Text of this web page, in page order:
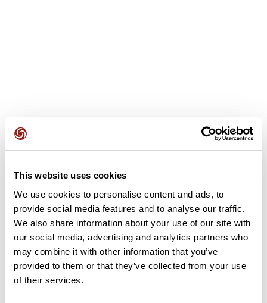
This website uses cookies
We use cookies to personalise content and ads, to
provide social media features and to analyse our traffic.
We also share information about your use of our site with
our social media, advertising and analytics partners who
may combine it with other information that you’ve
provided to them or that they’ve collected from your use
of their services.
Opiniones de los usuarios
Este recorrido aún no contiene opiniones. ¿Ya lo has
completado? ¡Deja la primera opinión!
Añadir una opinión